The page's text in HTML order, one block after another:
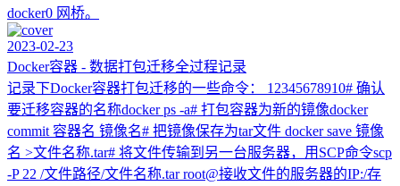
docker0 网桥。
2023-02-23
Docker容器 - 数据打包迁移全过程记录
记录下Docker容器打包迁移的一些命令： 12345678910# 确认
要迁移容器的名称docker ps -a# 打包容器为新的镜像docker
commit 容器名 镜像名# 把镜像保存为tar文件 docker save 镜像
名 >文件名称.tar# 将文件传输到另一台服务器，用SCP命令scp
-P 22 /文件路径/文件名称.tar root@接收文件的服务器的IP:/存